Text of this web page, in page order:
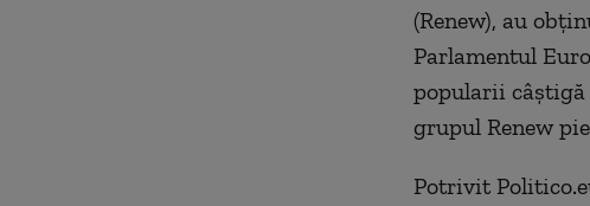
(Renew), au
Parlamentul
popularii
grupul Renew
Potrivit